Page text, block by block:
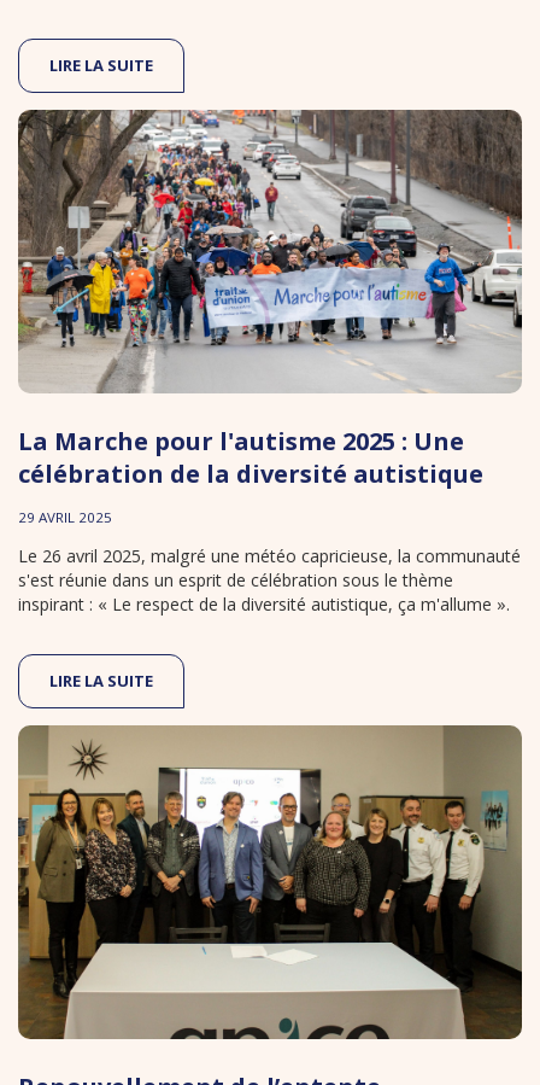
LIRE LA SUITE
La Marche pour l'autisme 2025 : Une
célébration de la diversité autistique
29 AVRIL 2025
Le 26 avril 2025, malgré une météo capricieuse, la communauté
s'est réunie dans un esprit de célébration sous le thème
inspirant : « Le respect de la diversité autistique, ça m'allume ».
LIRE LA SUITE